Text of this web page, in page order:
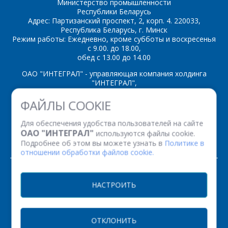
ФАЙЛЫ COOKIE
Для обеспечения удобства пользователей на сайте
ОАО "ИНТЕГРАЛ" используются файлы cookie.
Подробнее об этом вы можете узнать в Политике в
отношении обработки файлов cookie.
НАСТРОИТЬ
ОТКЛОНИТЬ
Министерство промышленности
Республики Беларусь
Адрес: Партизанский проспект, 2, корп. 4. 220033,
Республика Беларусь, г. Минск
Режим работы: Ежедневно, кроме субботы и воскресенья
с 9.00. до 18.00,
обед с 13.00 до 14.00
ОАО "ИНТЕГРАЛ" - управляющая компания холдинга
"ИНТЕГРАЛ",
ул. Казинца И.П., д.121А, комната 327, г. Минск, 220108,
Республика Беларусь
Факс: (+375 17) 338 12 94 УНП 100386629
Рег. номер 100386629 от 01.08.2013 г.
© 2026. Все права защищены.